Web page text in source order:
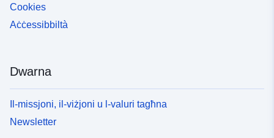
Cookies
Aċċessibbiltà
Dwarna
Il-missjoni, il-viżjoni u l-valuri tagħna
Newsletter